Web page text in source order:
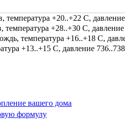
температура +20..+22 С,
температура +28..+30 С,
температура +16..+18 С,
+13..+15 С, давление
вашего дома
формулу